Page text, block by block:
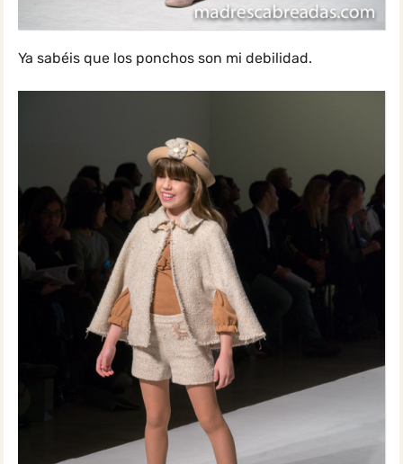
Ya sabéis que los ponchos son mi debilidad.